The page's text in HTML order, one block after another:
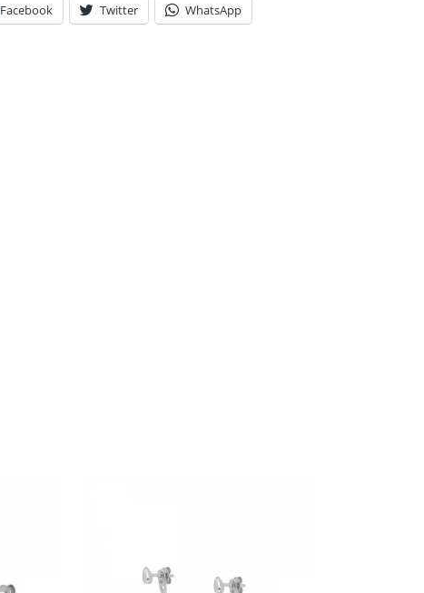
Facebook Twitter WhatsApp